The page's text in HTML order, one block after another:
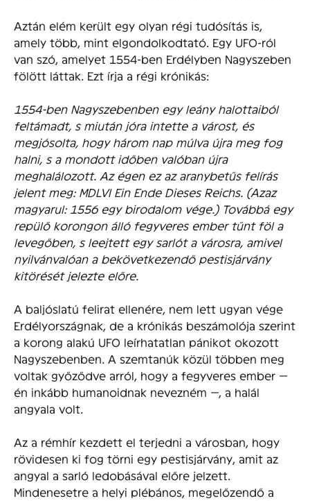
Aztán elém került egy olyan régi tudósítás is,
amely több, mint elgondolkodtató. Egy UFO-ról
van szó, amelyet 1554-ben Erdélyben Nagyszeben
fölött láttak. Ezt írja a régi krónikás:
1554-ben Nagyszebenben egy leány halottaiból
feltámadt, s miután jóra intette a várost, és
megjósolta, hogy három nap múlva újra meg fog
halni, s a mondott időben valóban újra
meghalálozott. Az égen ez az aranybetűs felírás
jelent meg: MDLVI Ein Ende Dieses Reichs. (Azaz
magyarul: 1556 egy birodalom vége.) Továbbá egy
repülő korongon álló fegyveres ember tűnt föl a
levegőben, s leejtett egy sarlót a városra, amivel
nyilvánvalóan a bekövetkezendő pestisjárvány
kitörését jelezte előre.
A baljóslatú felirat ellenére, nem lett ugyan vége
Erdélyországnak, de a krónikás beszámolója szerint
a korong alakú UFO leírhatatlan pánikot okozott
Nagyszebenben. A szemtanúk közül többen meg
voltak győződve arról, hogy a fegyveres ember —
én inkább humanoidnak nevezném —, a halál
angyala volt.
Az a rémhír kezdett el terjedni a városban, hogy
rövidesen ki fog törni egy pestisjárvány, amit az
angyal a sarló ledobásával előre jelzett.
Mindenesetre a helyi plébános, megelőzendő a